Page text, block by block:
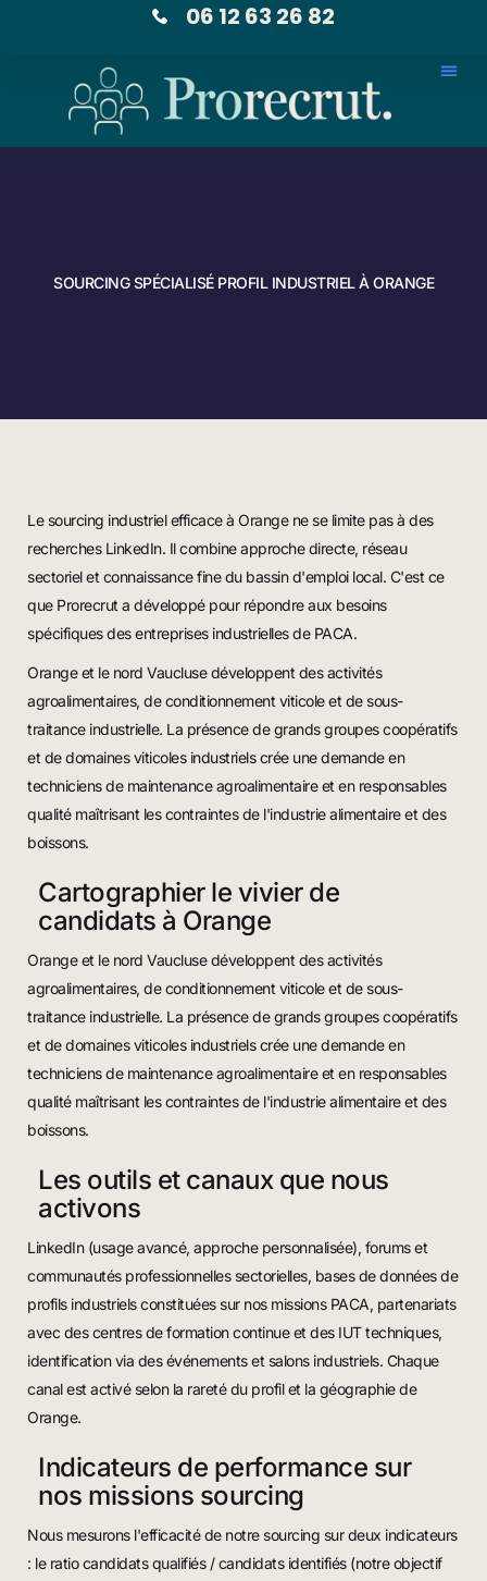
06 12 63 26 82
SOURCING SPÉCIALISÉ PROFIL INDUSTRIEL À ORANGE
Le sourcing industriel efficace à Orange ne se limite pas à des
recherches LinkedIn. Il combine approche directe, réseau
sectoriel et connaissance fine du bassin d'emploi local. C'est ce
que Prorecrut a développé pour répondre aux besoins
spécifiques des entreprises industrielles de PACA.
Orange et le nord Vaucluse développent des activités
agroalimentaires, de conditionnement viticole et de sous-
traitance industrielle. La présence de grands groupes coopératifs
et de domaines viticoles industriels crée une demande en
techniciens de maintenance agroalimentaire et en responsables
qualité maîtrisant les contraintes de l'industrie alimentaire et des
boissons.
Cartographier le vivier de
candidats à Orange
Orange et le nord Vaucluse développent des activités
agroalimentaires, de conditionnement viticole et de sous-
traitance industrielle. La présence de grands groupes coopératifs
et de domaines viticoles industriels crée une demande en
techniciens de maintenance agroalimentaire et en responsables
qualité maîtrisant les contraintes de l'industrie alimentaire et des
boissons.
Les outils et canaux que nous
activons
LinkedIn (usage avancé, approche personnalisée), forums et
communautés professionnelles sectorielles, bases de données de
profils industriels constituées sur nos missions PACA, partenariats
avec des centres de formation continue et des IUT techniques,
identification via des événements et salons industriels. Chaque
canal est activé selon la rareté du profil et la géographie de
Orange.
Indicateurs de performance sur
nos missions sourcing
Nous mesurons l'efficacité de notre sourcing sur deux indicateurs
: le ratio candidats qualifiés / candidats identifiés (notre objectif